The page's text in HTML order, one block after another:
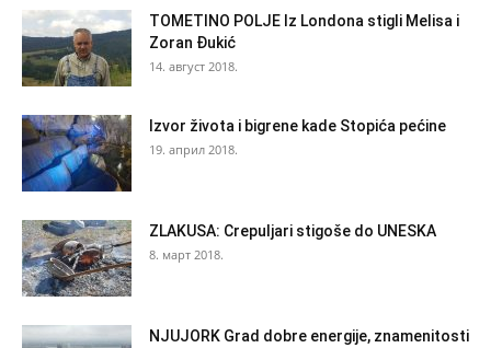
TOMETINO POLJE Iz Londona stigli Melisa i
Zoran Đukić
14. август 2018.
Izvor života i bigrene kade Stopića pećine
19. април 2018.
ZLAKUSA: Crepuljari stigoše do UNESKA
8. март 2018.
NJUJORK Grad dobre energije, znamenitosti